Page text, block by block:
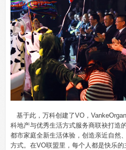
基于此，万科创建了VO ，
科地产与优秀生活方式服务商联袂打造
都市家庭全新生活体验，创造亲近自然
方式。在VO联盟里，每个人都是快乐的